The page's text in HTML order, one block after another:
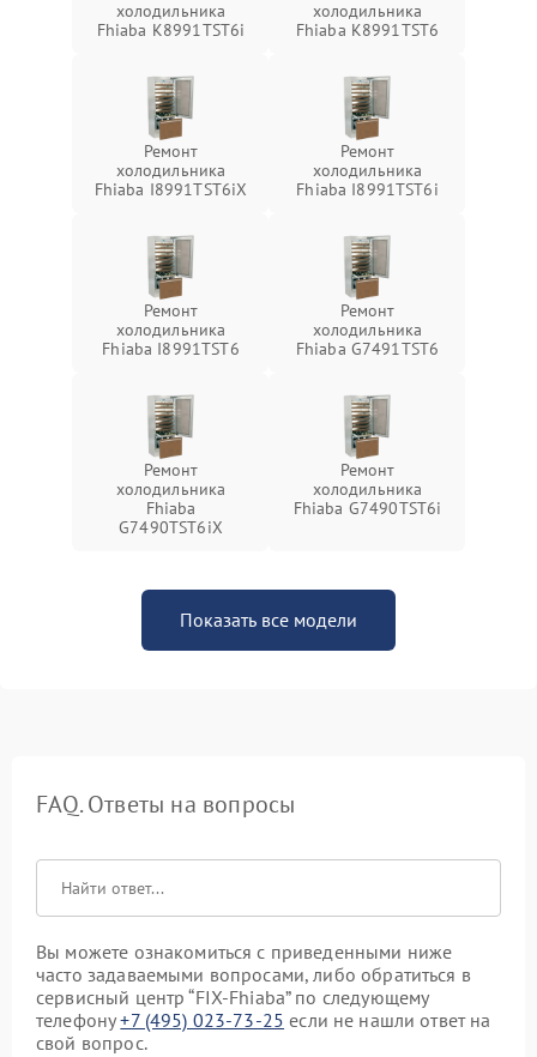
холодильника
Fhiaba K8991TST6i
холодильника
Fhiaba K8991TST6
Ремонт
холодильника
Fhiaba I8991TST6iX
Ремонт
холодильника
Fhiaba I8991TST6i
Ремонт
холодильника
Fhiaba I8991TST6
Ремонт
холодильника
Fhiaba G7491TST6
Ремонт
холодильника
Fhiaba
G7490TST6iX
Ремонт
холодильника
Fhiaba G7490TST6i
Показать все модели
FAQ. Ответы на вопросы
Вы можете ознакомиться с приведенными ниже
часто задаваемыми вопросами, либо обратиться в
сервисный центр “FIX-Fhiaba” по следующему
телефону+7 (495) 023-73-25 если не нашли ответ на
свой вопрос.